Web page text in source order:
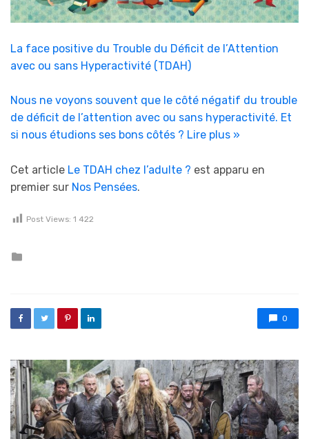
La face positive du Trouble du Déficit de l’Attention
avec ou sans Hyperactivité (TDAH)
Nous ne voyons souvent que le côté négatif du trouble
de déficit de l’attention avec ou sans hyperactivité. Et
si nous étudions ses bons côtés ? Lire plus »
Cet article Le TDAH chez l’adulte ? est apparu en
premier sur Nos Pensées.
Post Views: 1 422
0